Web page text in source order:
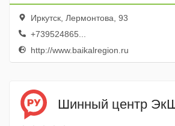
Иркутск, Лермонтова, 93
+739524865...
http://www.baikalregion.ru
Шинный центр